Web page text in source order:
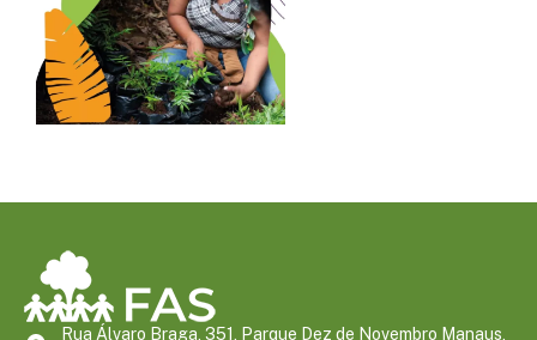
Rua Álvaro Braga, 351, Parque Dez de Novembro Manaus,